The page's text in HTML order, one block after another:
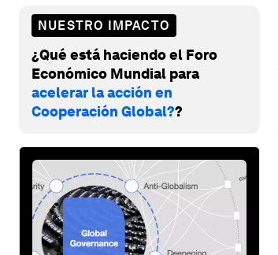
NUESTRO IMPACTO
¿Qué está haciendo el Foro
Económico Mundial para
acelerar la acción en
Cooperación Global??